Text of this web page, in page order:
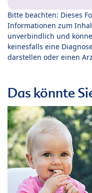
Bitte beachten: Dieses
Informationen zum
unverbindlich und
keinesfalls eine
darstellen oder einen
Das könnte